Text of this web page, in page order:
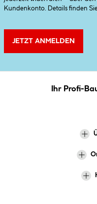
Kundenkonto. Details finden
JETZT ANMELDEN
Ihr Profi-